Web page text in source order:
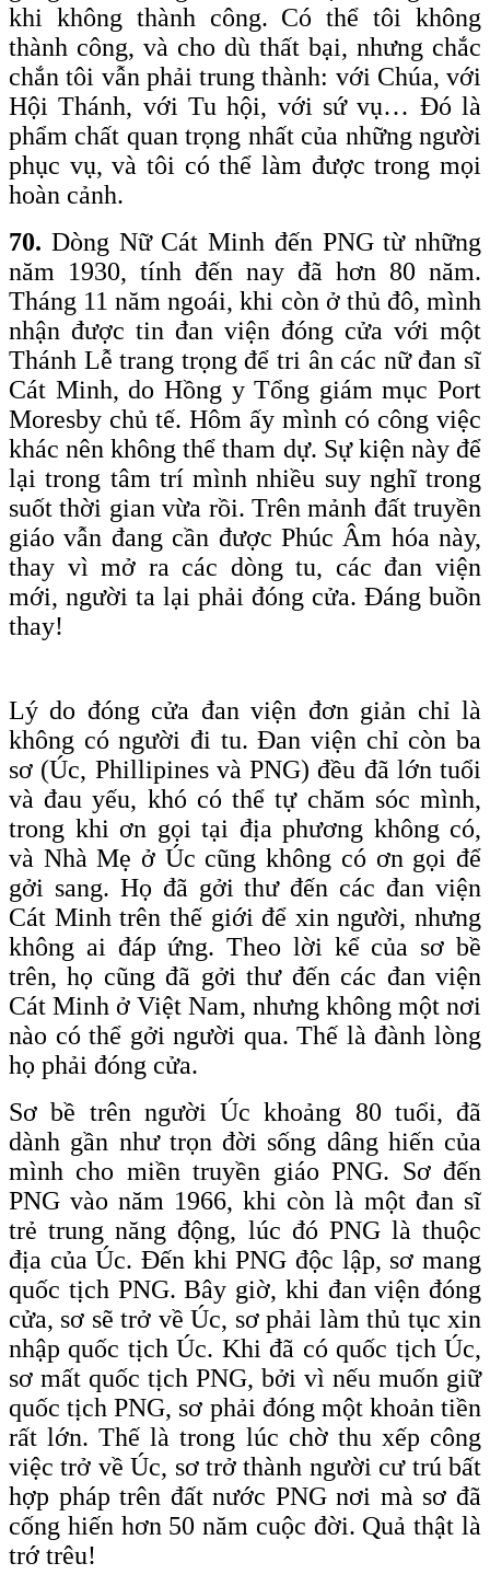
khi không thành công. Có thể tôi không
thành công, và cho dù thất bại, nhưng chắc
chắn tôi vẫn phải trung thành: với Chúa, với
Hội Thánh, với Tu hội, với sứ vụ… Đó là
phẩm chất quan trọng nhất của những người
phục vụ, và tôi có thể làm được trong mọi
hoàn cảnh.
70. Dòng Nữ Cát Minh đến PNG từ những
năm 1930, tính đến nay đã hơn 80 năm.
Tháng 11 năm ngoái, khi còn ở thủ đô, mình
nhận được tin đan viện đóng cửa với một
Thánh Lễ trang trọng để tri ân các nữ đan sĩ
Cát Minh, do Hồng y Tổng giám mục Port
Moresby chủ tế. Hôm ấy mình có công việc
khác nên không thể tham dự. Sự kiện này để
lại trong tâm trí mình nhiều suy nghĩ trong
suốt thời gian vừa rồi. Trên mảnh đất truyền
giáo vẫn đang cần được Phúc Âm hóa này,
thay vì mở ra các dòng tu, các đan viện
mới, người ta lại phải đóng cửa. Đáng buồn
thay!
Lý do đóng cửa đan viện đơn giản chỉ là
không có người đi tu. Đan viện chỉ còn ba
sơ (Úc, Phillipines và PNG) đều đã lớn tuổi
và đau yếu, khó có thể tự chăm sóc mình,
trong khi ơn gọi tại địa phương không có,
và Nhà Mẹ ở Úc cũng không có ơn gọi để
gởi sang. Họ đã gởi thư đến các đan viện
Cát Minh trên thế giới để xin người, nhưng
không ai đáp ứng. Theo lời kể của sơ bề
trên, họ cũng đã gởi thư đến các đan viện
Cát Minh ở Việt Nam, nhưng không một nơi
nào có thể gởi người qua. Thế là đành lòng
họ phải đóng cửa.
Sơ bề trên người Úc khoảng 80 tuổi, đã
dành gần như trọn đời sống dâng hiến của
mình cho miền truyền giáo PNG. Sơ đến
PNG vào năm 1966, khi còn là một đan sĩ
trẻ trung năng động, lúc đó PNG là thuộc
địa của Úc. Đến khi PNG độc lập, sơ mang
quốc tịch PNG. Bây giờ, khi đan viện đóng
cửa, sơ sẽ trở về Úc, sơ phải làm thủ tục xin
nhập quốc tịch Úc. Khi đã có quốc tịch Úc,
sơ mất quốc tịch PNG, bởi vì nếu muốn giữ
quốc tịch PNG, sơ phải đóng một khoản tiền
rất lớn. Thế là trong lúc chờ thu xếp công
việc trở về Úc, sơ trở thành người cư trú bất
hợp pháp trên đất nước PNG nơi mà sơ đã
cống hiến hơn 50 năm cuộc đời. Quả thật là
trớ trêu!